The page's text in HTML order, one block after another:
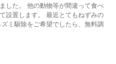
した。 他の動物等が間違って食べ
設置します。 最近とてもねずみの
ミ駆除をご希望でしたら、無料調